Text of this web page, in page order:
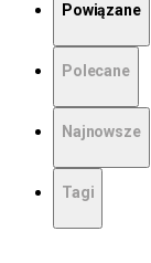
Powiązane
Polecane
Najnowsze
Tagi